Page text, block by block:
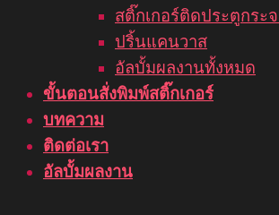
สติ๊กเกอร์ติดประตูกระ
ปริ้นแคนวาส
อัลบั้มผลงานทั้งหมด
ขั้นตอนสั่งพิมพ์สติ๊กเกอร์
บทความ
ติดต่อเรา
อัลบั้มผลงาน